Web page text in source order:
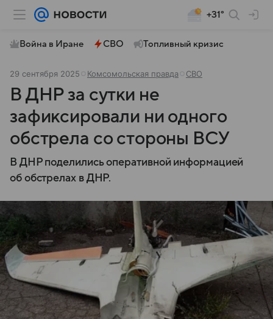
+31°
Война в Иране СВО Топливный кризис
29 сентября 2025 Комсомольская правда СВО
В ДНР за сутки не
зафиксировали ни одного
обстрела со стороны ВСУ
В ДНР поделились оперативной информацией
об обстрелах в ДНР.